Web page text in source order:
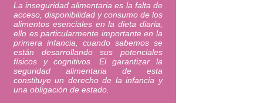
La inseguridad alimentaria es la falta de
acceso, disponibilidad y consumo de los
alimentos esenciales en la dieta diaria,
ello es particularmente importante en la
primera infancia, cuando sabemos se
están desarrollando sus potenciales
físicos y cognitivos. El garantizar la
seguridad alimentaria de esta
constituye un derecho de la infancia y
una obligación de estado.